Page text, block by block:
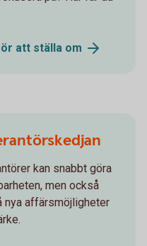
att ställa om
kan snabbt göra
men också
nya affärsmöjligheter